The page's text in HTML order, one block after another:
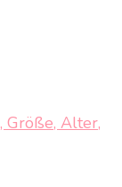
Größe, Alter,